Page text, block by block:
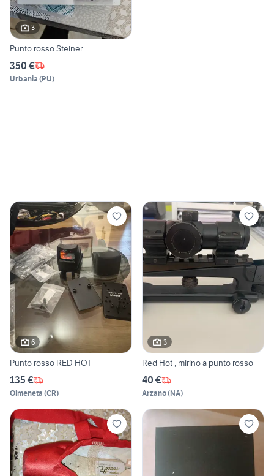
3
Punto rosso Steiner
350 €
Urbania (PU)
6
Punto rosso RED HOT
135 €
Olmeneta (CR)
3
Red Hot , mirino a punto rosso
40 €
Arzano(NA)